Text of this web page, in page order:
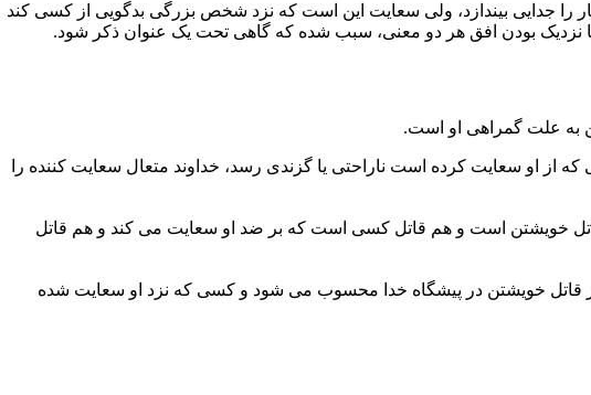
جدایى بیندازد، ولى سعایت این است که نزد شخص بزرگى بدگویى از کسى کند
نزدیک بودن افق هر دو معنى، سبب شده که گاهی تحت یک عنوان ذکر شود.
به علت گمراهى او است.
از او سعایت کرده است ناراحتى یا گزندى رسد، خداوند متعال سعایت کننده را
خویشتن است و هم قاتل کسى است که بر ضد او سعایت مى کند و هم قاتل
قاتل خویشتن در پیشگاه خدا محسوب مى شود و کسى که نزد او سعایت شده